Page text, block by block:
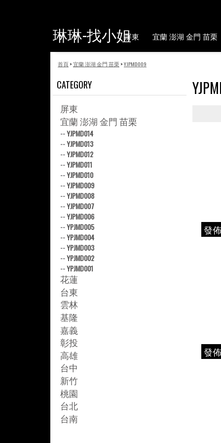
琳琳-找小姐屏東 宜蘭 澎湖 金門 苗栗
首頁>宜蘭 澎湖 金門 苗栗>YJPMD009
發
發
CATEGORY
屏東
宜蘭 澎湖 金門 苗栗
--YJPMD014
--YJPMD013
--YJPMD012
--YJPMD011
--YJPMD010
--YJPMD009
--YJPMD008
--YJPMD007
--YJPMD006
--YPJMD005
--YPJMD004
--YPJMD003
--YPJMD002
--YPJMD001
花蓮
台東
雲林
基隆
嘉義
彰投
高雄
台中
新竹
桃園
台北
台南